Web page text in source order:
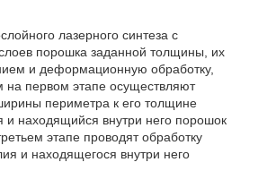
лазерного синтеза с
порошка заданной толщины, их
и деформационную обработку,
на первом этапе осуществляют
периметра к его толщине
и находящийся внутри него порошок
этапе проводят обработку
и находящегося внутри него